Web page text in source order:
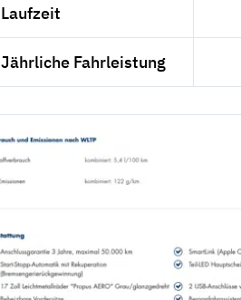
Laufzeit
Jährliche Fahrleistung